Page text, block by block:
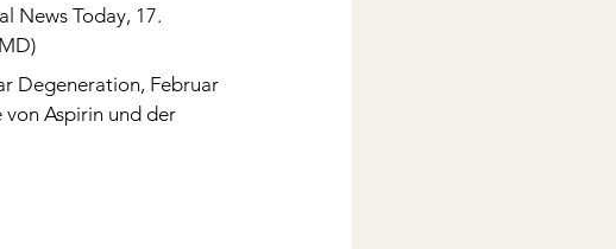
News Today, 17.
Degeneration, Februar
von Aspirin und der